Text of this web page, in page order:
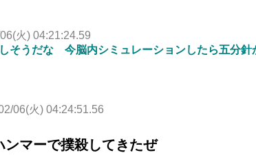
火) 04:21:24.59
そうだな 今脳内シミュレーションしたら五分針
06(火) 04:24:51.56
ンマーで撲殺してきたぜ